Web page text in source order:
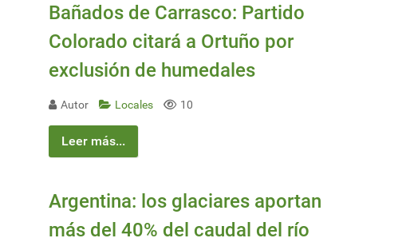
Bañados de Carrasco: Partido
Colorado citará a Ortuño por
exclusión de humedales
Autor Locales 10
Leer más...
Argentina: los glaciares aportan
más del 40% del caudal del río